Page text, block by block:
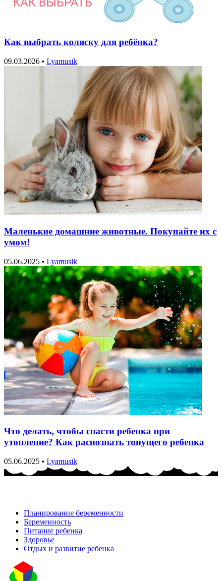
Как выбрать коляску для ребёнка?
09.03.2026 • Lyamusik
Маленькие домашние животные. Покупайте их с
умом!
05.06.2025 • Lyamusik
Что делать, чтобы спасти ребенка при
утопление? Как распознать тонущего ребенка
05.06.2025 • Lyamusik
Планирование беременности
Беременность
Питание ребенка
Здоровье
Отдых и развитие ребенка